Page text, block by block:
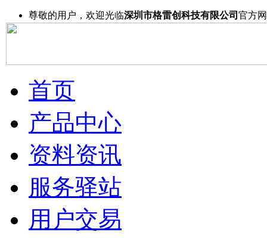
尊敬的用户，欢迎光临深圳市格雷创科技有限公司 官方
首页
产品中心
资料资讯
服务驿站
用户交易